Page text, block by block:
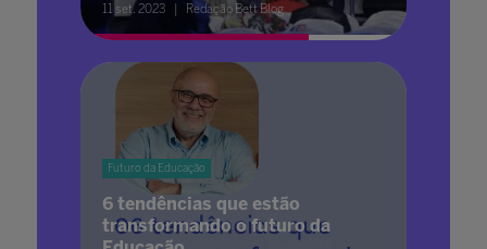
11 set. 2023 Redação Bett Blog
Futuro da Educação
6 tendências que estão
transformando o futuro da